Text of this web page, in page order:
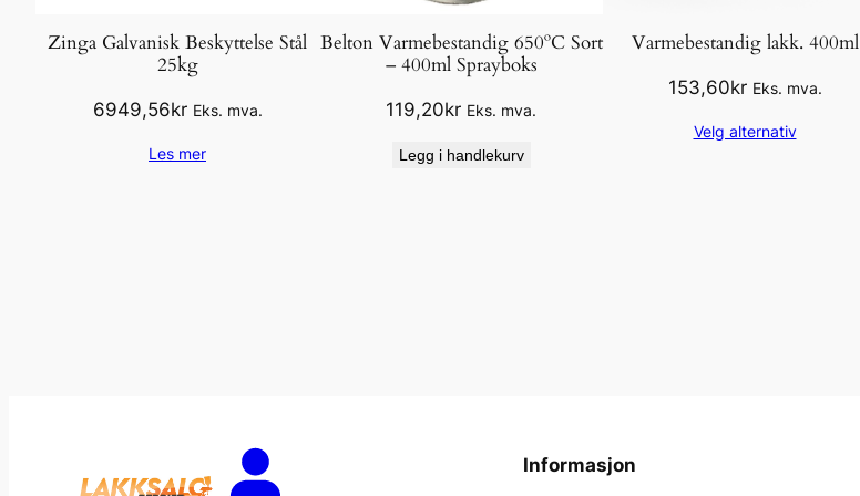
Zinga Galvanisk Beskyttelse Stål
25kg
6949,56kr Eks. mva.
Les mer
Belton Varmebestandig 650ºC Sort
– 400ml Sprayboks
119,20kr Eks. mva.
Legg i handlekurv
Varmebestandig lakk. 400ml
153,60kr Eks. mva.
Velg alternativ
Informasjon